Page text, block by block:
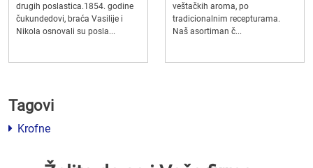
drugih poslastica.1854. godine
čukundedovi, braća Vasilije i
Nikola osnovali su posla...
veštačkih aroma, po
tradicionalnim recepturama.
Naš asortiman č...
Tagovi
Krofne